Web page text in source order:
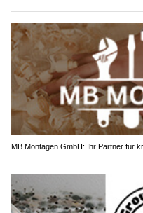
MB Montagen GmbH: Ihr Partner für